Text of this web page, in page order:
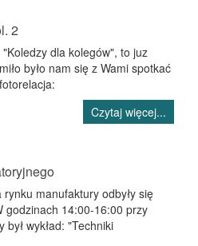
2
dla kolegów", to juz
było nam się z Wami spotkać
Czytaj więcej...
manufaktury odbyły się
godzinach 14:00-16:00 przy
wykład: "Techniki